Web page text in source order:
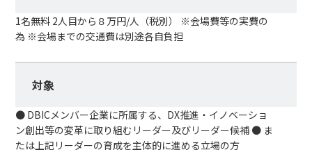
1名無料 2人目から８万円/人（税別） ※会場費等の実費の
為 ※会場までの交通費は別途各自負担
対象
● DBICメンバー企業に所属する、DX推進・イノベーショ
ン創出等の変革に取り組むリーダー及びリーダー候補 ● ま
たは上記リーダーの育成を主体的に進める立場の方